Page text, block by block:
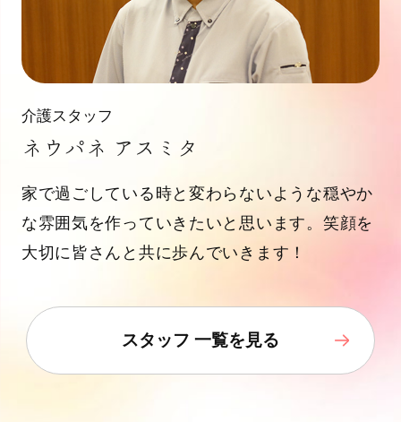
介護スタッフ
ネウパネ アスミタ
家で過ごしている時と変わらないような穏やか
な雰囲気を作っていきたいと思います。笑顔を
大切に皆さんと共に歩んでいきます！
スタッフ 一覧を見る